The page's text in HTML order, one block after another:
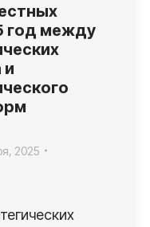
год между
и
2025